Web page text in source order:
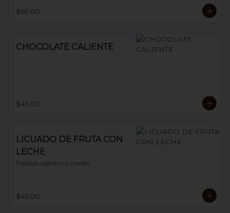
$69.00
CHOCOLATE CALIENTE
$45.00
LICUADO DE FRUTA CON
LECHE
Papaya, plátano o melón
$45.00